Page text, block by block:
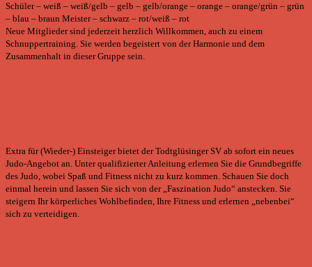
Schüler – weiß – weiß/gelb – gelb – gelb/orange – orange – orange/grün – grün
– blau – braun Meister – schwarz – rot/weiß – rot
Neue Mitglieder sind jederzeit herzlich Willkommen, auch zu einem
Schnuppertraining. Sie werden begeistert von der Harmonie und dem
Zusammenhalt in dieser Gruppe sein.
Extra für (Wieder-) Einsteiger bietet der Todtglüsinger SV ab sofort ein neues
Judo-Angebot an. Unter qualifizierter Anleitung erlernen Sie die Grundbegriffe
des Judo, wobei Spaß und Fitness nicht zu kurz kommen. Schauen Sie doch
einmal herein und lassen Sie sich von der „Faszination Judo“ anstecken. Sie
steigern Ihr körperliches Wohlbefinden, Ihre Fitness und erlernen „nebenbei“
sich zu verteidigen.